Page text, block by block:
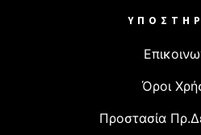
Όροι
Προστασία